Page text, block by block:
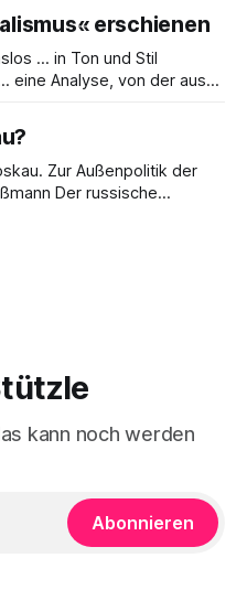
Bachrach/Baratz
um zu verstehen,
herrschenden Politik
die politisch nicht
erschienen
… in Ton und Stil
eine Analyse, von der aus
in nd zum Sabine Nuss
Buch »Der verdrängte
Berlin erschienen ist.
Zur Außenpolitik der
2022 viele Linke an
kann noch werden
Abonnieren